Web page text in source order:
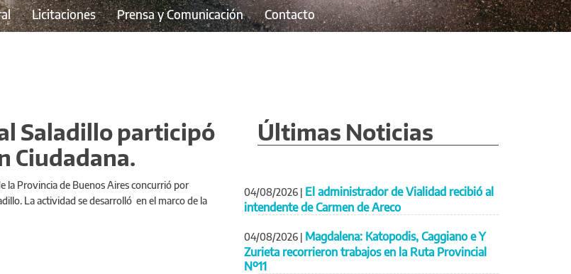
Licitaciones Prensa y Comunicación Contacto
Saladillo participó
Ciudadana.
la Provincia de Buenos Aires concurrió por
La actividad se desarrolló en el marco de la
Últimas Noticias
04/08/2026 | El administrador de Vialidad recibió al
intendente de Carmen de Areco
04/08/2026 | Magdalena: Katopodis, Caggiano e Y
Zurieta recorrieron trabajos en la Ruta Provincial
Nº11